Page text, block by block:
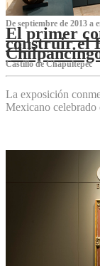
De septiembre de 2013 a
El primer
construir el
Castillo de Chapultepec
La exposición
Mexicano